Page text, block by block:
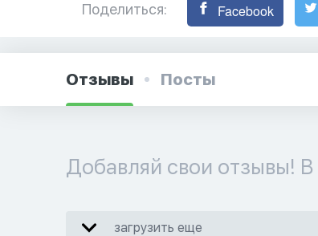
Поделиться: Facebook
Отзывы Посты
Добавляй свои отзывы! В
загрузить еще